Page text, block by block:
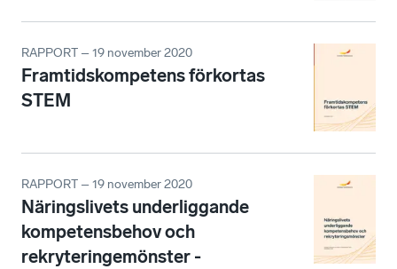
RAPPORT – 19 november 2020
Framtidskompetens förkortas
STEM
RAPPORT – 19 november 2020
Näringslivets underliggande
kompetensbehov och
rekryteringemönster -